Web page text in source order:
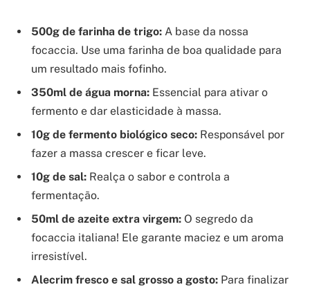
500g de farinha de trigo: A base da nossa
focaccia. Use uma farinha de boa qualidade para
um resultado mais fofinho.
350ml de água morna: Essencial para ativar o
fermento e dar elasticidade à massa.
10g de fermento biológico seco: Responsável por
fazer a massa crescer e ficar leve.
10g de sal: Realça o sabor e controla a
fermentação.
50ml de azeite extra virgem: O segredo da
focaccia italiana! Ele garante maciez e um aroma
irresistível.
Alecrim fresco e sal grosso a gosto: Para finalizar